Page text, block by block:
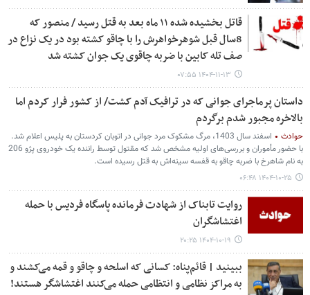
قاتل بخشیده شده ۱۱ ماه بعد به قتل رسید / منصور که
8سال قبل شوهرخواهرش را با چاقو کشته بود در یک نزاع در
صف تله کابین با ضربه چاقوی یک جوان کشته شد
۱۴۰۴-۱۱-۱۳ ۰۷:۵۵
داستان پرماجرای جوانی که در ترافیک آدم کشت/ از کشور فرار کردم اما
بالاخره مجبور شدم برگردم
حوادث
اسفند سال 1403، مرگ مشکوک مرد جوانی در اتوبان کردستان به پلیس اعلام شد.
با حضور مأموران و بررسی‌های اولیه مشخص شد که مقتول توسط راننده یک خودروی پژو 206
به نام شاهرخ با ضربه چاقو به قفسه سینه‌اش به قتل رسیده است.
۱۴۰۴-۱۰-۲۵ ۰۶:۴۸
روایت تابناک از شهادت فرمانده پاسگاه فردیس با حمله
اغتشاشگران
۱۴۰۴-۱۰-۱۹ ۲۰:۲۵
ببینید | قائم‌پناه: کسانی که اسلحه و چاقو و قمه می‌کشند و
به مراکز نظامی و انتظامی حمله می‌کنند اغتشاشگر هستند!